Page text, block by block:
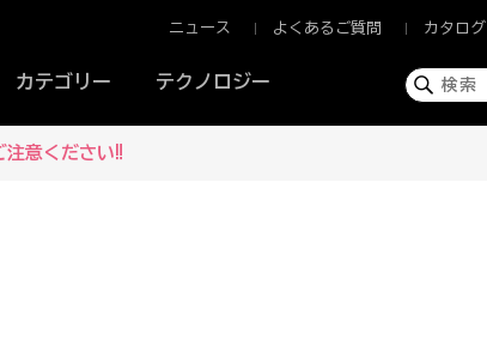
カテゴリー テクノロジー
ニュース よくあるご質問 カタログ
注意ください‼